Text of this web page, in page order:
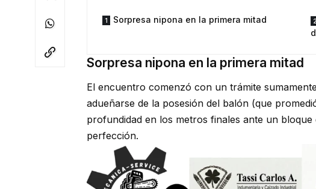
Sorpresa nipona en la primera mitad
Sorpresa nipona en la primera mitad
El encuentro comenzó con un trámite
adueñarse de la posesión del balón (que
profundidad en los metros finales ante un
perfección.